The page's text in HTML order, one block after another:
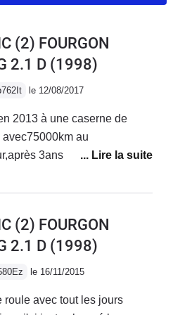
(2) FOURGON
2.1 D (1998)
le 12/08/2017
2013 à une caserne de
avec75000km au
3ans de loyaux
mon fils,je roule tout les
tout les 10000km que du
régulier surtout
pointe de rouille.peinture
(2) FOURGON
2.1 D (1998)
le 16/11/2015
roule avec tout les jours